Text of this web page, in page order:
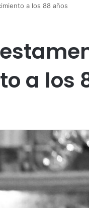
a los 88 años
a los